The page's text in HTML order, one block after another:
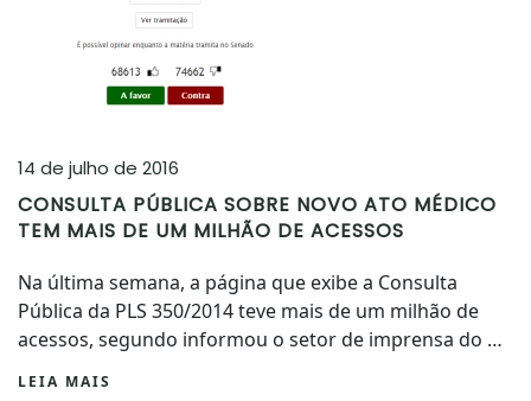
14 de julho de 2016
CONSULTA PÚBLICA SOBRE NOVO ATO MÉDICO
TEM MAIS DE UM MILHÃO DE ACESSOS
Na última semana, a página que exibe a Consulta
Pública da PLS 350/2014 teve mais de um milhão de
acessos, segundo informou o setor de imprensa do …
LEIA MAIS